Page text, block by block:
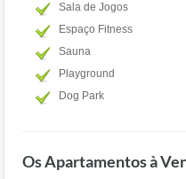
Sala de Jogos
Espaço Fitness
Sauna
Playground
Dog Park
Os Apartamentos à